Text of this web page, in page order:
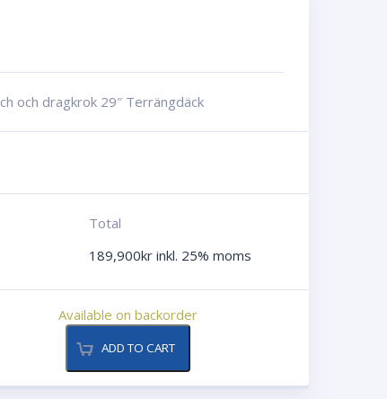
och dragkrok 29″ Terrängdäck
Total
189,900kr inkl. 25% moms
Available on backorder
ADD TO CART